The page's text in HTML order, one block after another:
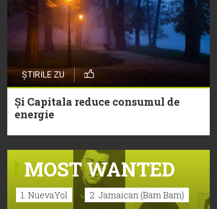
ȘTIRILE ZU
Și Capitala reduce consumul de
energie
MOST WANTED
1. NuevaYol 2. Jamaican (Bam Bam)